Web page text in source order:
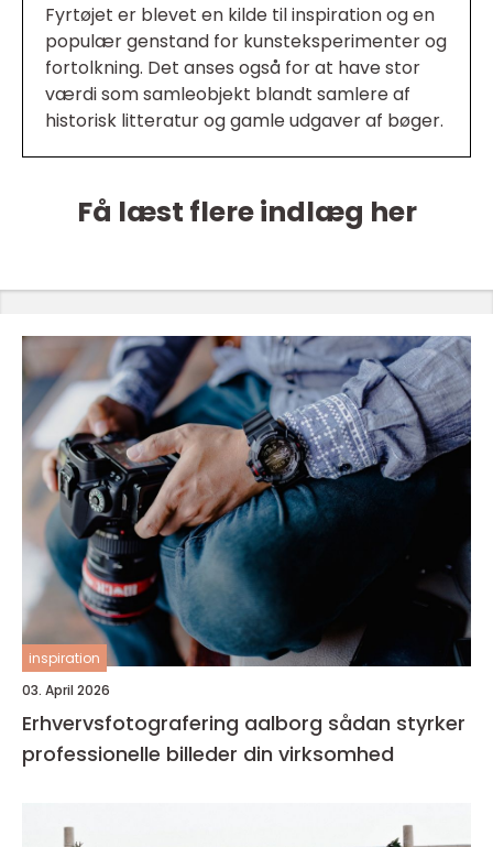
Fyrtøjet er blevet en kilde til inspiration og en
populær genstand for kunsteksperimenter og
fortolkning. Det anses også for at have stor
værdi som samleobjekt blandt samlere af
historisk litteratur og gamle udgaver af bøger.
Få læst flere indlæg her
inspiration
03. April 2026
Erhvervsfotografering aalborg sådan styrker
professionelle billeder din virksomhed